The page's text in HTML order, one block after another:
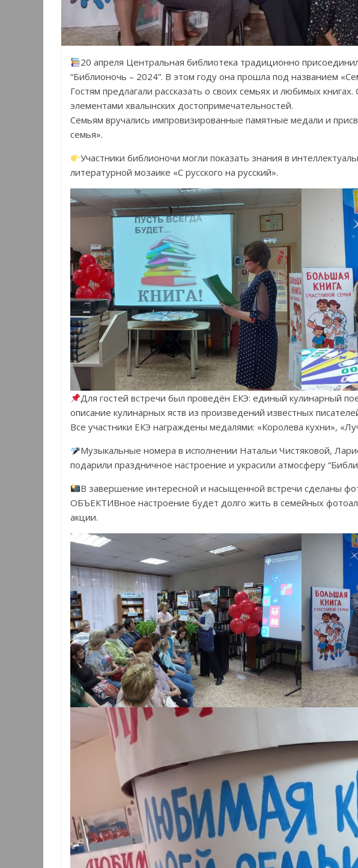
20 апреля Центральная библиотека традиционно
“Библионочь – 2024”. В этом году она прошла под названием
Гостям предлагали рассказать о своих семьях и любимых
элементами хвалынских достопримечательностей.
Семьям вручались импровизированные памятные медали и
семья».
Участники библионочи могли показать знания в
литературной мозаике «С русского на русский».
Для гостей встречи был проведён ЕКЭ: единый кулинарный
описание кулинарных яств из произведений известных
Все участники ЕКЭ награждены медалями: «Королева кухни»,
Музыкальные номера в исполнении Натальи Чистяковой,
подарили праздничное настроение и украсили атмосферу
В завершение интересной и насыщенной встречи сделаны
ОБЪЕКТИВное настроение будет долго жить в семейных
акции.